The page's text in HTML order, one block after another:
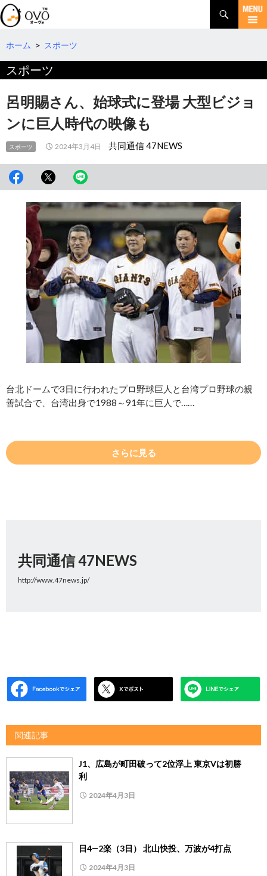
検
索
コ
テ
へ
動
ホーム > スポーツ
スポーツ
呂明賜さん、始球式に登場 大型ビジョ
ンに巨人時代の映像も
スポーツ 2024年3月4日 共同通信 47NEWS
台北ドームで3日に行われたプロ野球巨人と台湾プロ野球の親
善試合で、台湾出身で1988～91年に巨人で……
さらに見る
共同通信 47NEWS
http://www.47news.jp/
関連記事
J1、広島が町田破って2位浮上 東京Vは初勝
利
2024年4月3日
日4―2楽（3日） 北山快投、万波が4打点
2024年4月3日